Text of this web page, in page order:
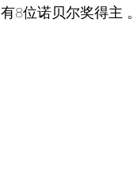
有8位诺贝尔奖得主 。